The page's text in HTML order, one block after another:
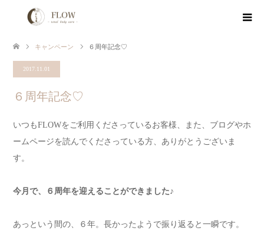
キャンペーン ６周年記念♡
2017.11.01
６周年記念♡
いつもFLOWをご利用くださっているお客様、また、ブログやホ
ームページを読んでくださっている方、ありがとうございま
す。
今月で、６周年を迎えることができました♪
あっという間の、６年。長かったようで振り返ると一瞬です。